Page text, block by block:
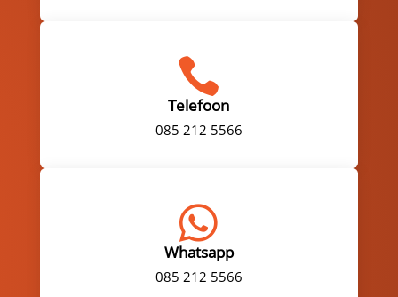

Telefoon
085 212 5566

Whatsapp
085 212 5566